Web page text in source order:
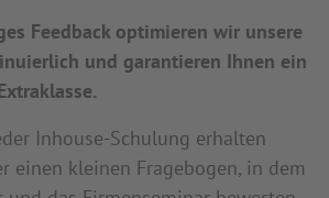
Feedback optimieren wir unsere
und garantieren Ihnen ein
Inhouse-Schulung erhalten
einen kleinen Fragebogen, in dem